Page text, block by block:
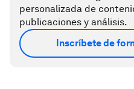
personalizada de
publicaciones y análisis.
Inscríbete de